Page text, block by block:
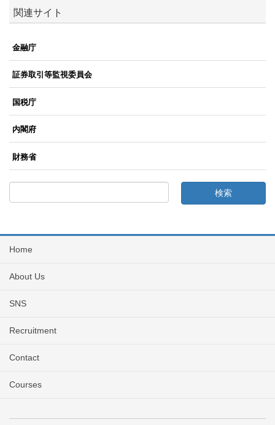
関連サイト
金融庁
証券取引等監視委員会
国税庁
内閣府
財務省
Home
About Us
SNS
Recruitment
Contact
Courses